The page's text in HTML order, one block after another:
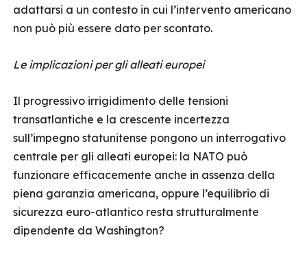
adattarsi a un contesto in cui l’intervento americano
non può più essere dato per scontato.
Le implicazioni per gli alleati europei
Il progressivo irrigidimento delle tensioni
transatlantiche e la crescente incertezza
sull’impegno statunitense pongono un interrogativo
centrale per gli alleati europei: la NATO può
funzionare efficacemente anche in assenza della
piena garanzia americana, oppure l’equilibrio di
sicurezza euro-atlantico resta strutturalmente
dipendente da Washington?